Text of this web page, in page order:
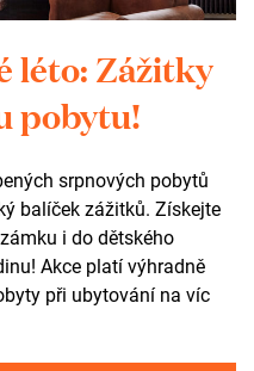
léto: Zážitky
pobytu!
srpnových pobytů
balíček zážitků. Získejte
i do dětského
Akce platí výhradně
při ubytování na víc